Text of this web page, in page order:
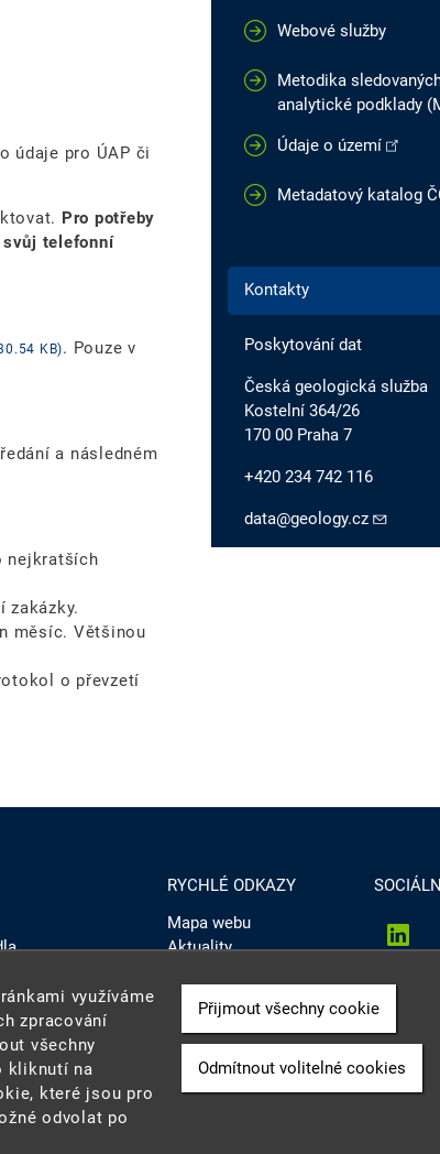
údaje pro ÚAP či
Pro potřeby
telefonní
KB). Pouze v
a následném
nejkratších
zakázky.
měsíc. Většinou
o převzetí
Webové služby
Metodika
analytické podklady
Údaje o území
Metadatový katalog
Kontakty
Poskytování dat
Česká geologická služba
Kostelní 364/26
170 00 Praha 7
+420 234 742 116
data@geology.cz
cookies
RYCHLÉ ODKAZY
Mapa webu
Aktuality
Intranet
organizací pověřenou výkonem státní geologické služby
využíváme
zpracování
všechny
kliknutí na
které jsou pro
odvolat po
Přijmout všechny cookie
Odmítnout volitelné cookies